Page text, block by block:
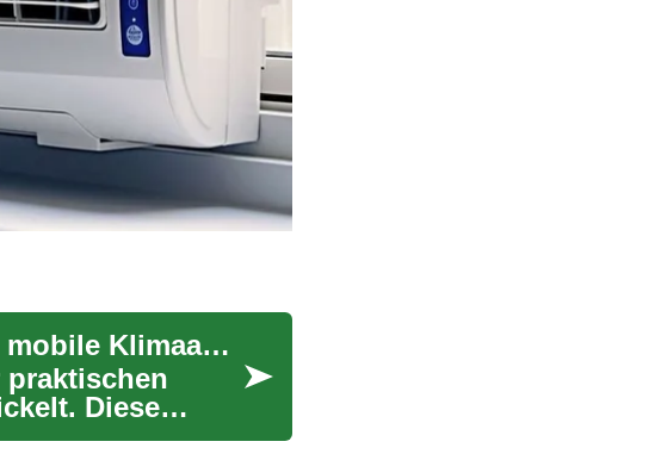
Klimakomfort für unterwegs: Alles über mobile Klimaanlagen
praktischen
Diese